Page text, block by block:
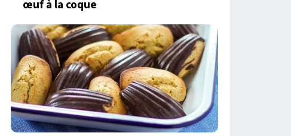
œuf à la coque